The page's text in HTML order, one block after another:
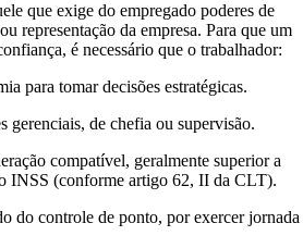
que exige do empregado poderes de
representação da empresa. Para que um
é necessário que o trabalhador:
para tomar decisões estratégicas.
gerenciais, de chefia ou supervisão.
compatível, geralmente superior a
INSS (conforme artigo 62, II da CLT).
do controle de ponto, por exercer jornada